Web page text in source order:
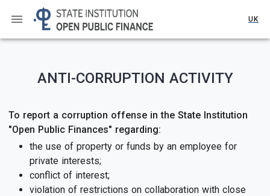
UK
ANTI-CORRUPTION ACTIVITY
To report a corruption offense in the State Institution
"Open Public Finances" regarding:
the use of property or funds by an employee for
private interests;
conflict of interest;
violation of restrictions on collaboration with close